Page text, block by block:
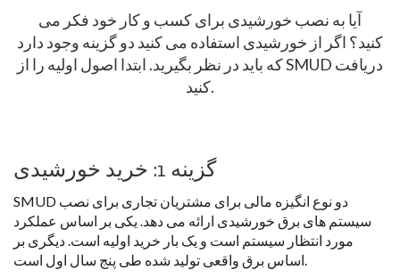
آیا به نصب خورشیدی برای کسب و کار خود فکر می
کنید؟ اگر از خورشیدی استفاده می کنید دو گزینه وجود دارد
که باید در نظر بگیرید. ابتدا اصول اولیه را از SMUD دریافت
کنید.
گزینه 1: خرید خورشیدی
SMUD دو نوع انگیزه مالی برای مشتریان تجاری برای نصب
سیستم های برق خورشیدی ارائه می دهد. یکی بر اساس عملکرد
مورد انتظار سیستم است و یک بار خرید اولیه است. دیگری بر
اساس برق واقعی تولید شده طی پنج سال اول است.